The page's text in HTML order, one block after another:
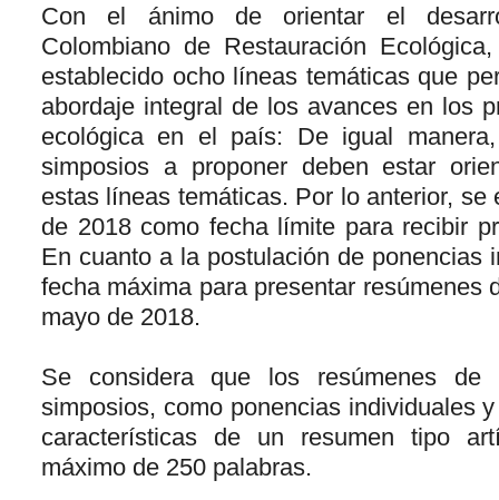
Con el ánimo de orientar el
Colombiano de Restauración
establecido ocho líneas temáticas que
abordaje integral de los avances en los
ecológica en el país: De igual
simposios a proponer deben estar
estas líneas temáticas. Por lo anterior, se
de 2018 como fecha límite para recibir
En cuanto a la postulación de ponencias
fecha máxima para presentar resúmenes
mayo de 2018.
Se considera que los resúmenes de
simposios, como ponencias individuales
características de un resumen tipo
máximo de 250 palabras.